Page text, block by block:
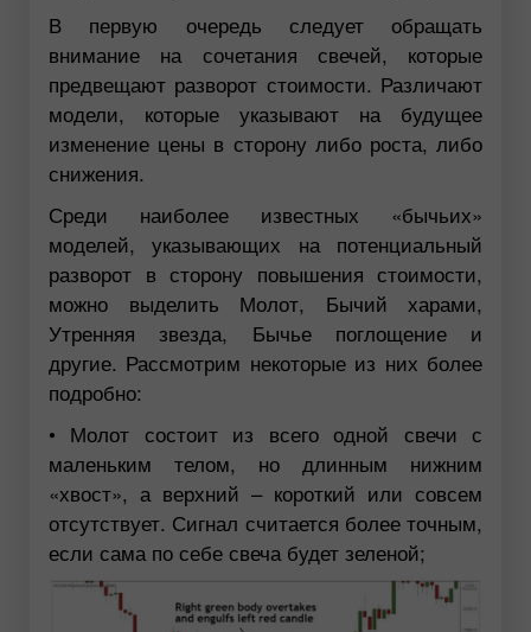
В первую очередь следует обращать
внимание на сочетания свечей, которые
предвещают разворот стоимости. Различают
модели, которые указывают на будущее
изменение цены в сторону либо роста, либо
снижения.
Среди наиболее известных «бычьих»
моделей, указывающих на потенциальный
разворот в сторону повышения стоимости,
можно выделить Молот, Бычий харами,
Утренняя звезда, Бычье поглощение и
другие. Рассмотрим некоторые из них более
подробно:
• Молот состоит из всего одной свечи с
маленьким телом, но длинным нижним
«хвост», а верхний – короткий или совсем
отсутствует. Сигнал считается более точным,
если сама по себе свеча будет зеленой;